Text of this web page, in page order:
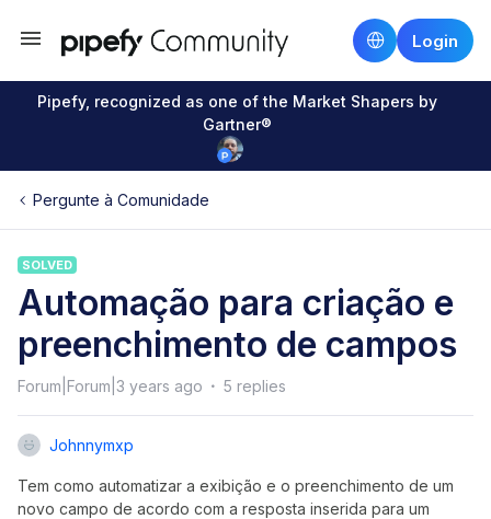
Login
Pipefy, recognized as one of the Market Shapers by
Gartner®
Pergunte à Comunidade
SOLVED
Automação para criação e
preenchimento de campos
Forum|Forum|3 years ago 5 replies
Johnnymxp
Tem como automatizar a exibição e o preenchimento de um
novo campo de acordo com a resposta inserida para um